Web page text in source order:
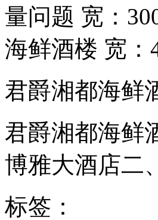
量问题 宽：
海鲜酒楼 宽：
君爵湘都海鲜
君爵湘都海鲜
博雅大酒店二
标签：